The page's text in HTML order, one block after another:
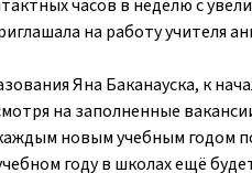
часов в неделю с
на работу учителя
Яна Баканауска, к
на заполненные
новым учебным годом
году в школах ещё